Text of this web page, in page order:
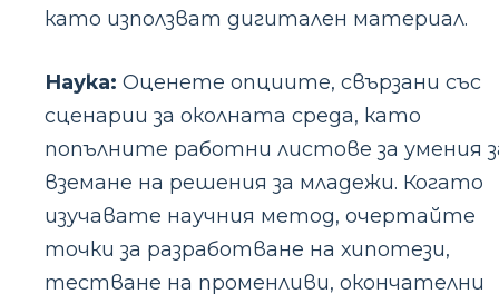
като използват дигитален материал.
Наука: Оценете опциите, свързани със
сценарии за околната среда, като
попълните работни листове за умения
вземане на решения за младежи. Когато
изучавате научния метод, очертайте
точки за разработване на хипотези,
тестване на променливи, окончателни